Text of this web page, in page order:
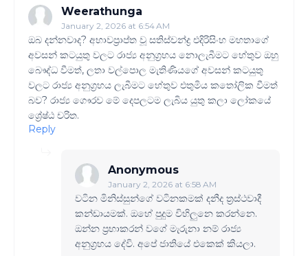
Weerathunga
January 2, 2026 at 6:54 AM
ඔබ දන්නවාද? අභාවප්‍රාප්ත වූ සතිස්චන්ද්‍ර එදිරිසිංහ මහතාගේ
අවසන් කටයුතු වලට රාජ්‍ය අනුග්‍රහය නොලැබීමට හේතුව ඔහු
බෞද්ධ වීමත්, ලතා වල්පොල මැතිණියගේ අවසන් කටයුතු
වලට රාජ්‍ය අනුග්‍රහය ලැබීමට හේතුව එතුමිය ක‍තෝලික වීමත්
බව? රාජ්‍ය ගෞරව මේ දෙපලටම ලැබිය යුතු කලා ලෝකයේ
ශ්‍රේෂ්ඨ චරිත.
Reply
Anonymous
January 2, 2026 at 6:58 AM
වටින මිනිස්සුන්ගේ වටිනකමක් දනීද ත්‍රස්ථවාදී
කන්ඩායමක්. ඔහේ පුදුම විහිලුනෙ කරන්නෙ.
ඔන්න ප්‍රභාකරන් වගේ මැරුනා නම් රාජ්‍ය
අනුග්‍රහය දේවි. අපේ ජාතියේ එකෙක් කියලා.